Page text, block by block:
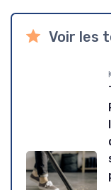
Voir les